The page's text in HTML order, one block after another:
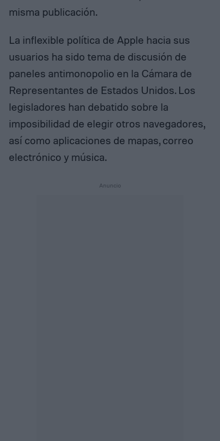
misma publicación.
La inflexible política de Apple hacia sus
usuarios ha sido tema de discusión de
paneles antimonopolio en la Cámara de
Representantes de Estados Unidos. Los
legisladores han debatido sobre la
imposibilidad de elegir otros navegadores,
así como aplicaciones de mapas, correo
electrónico y música.